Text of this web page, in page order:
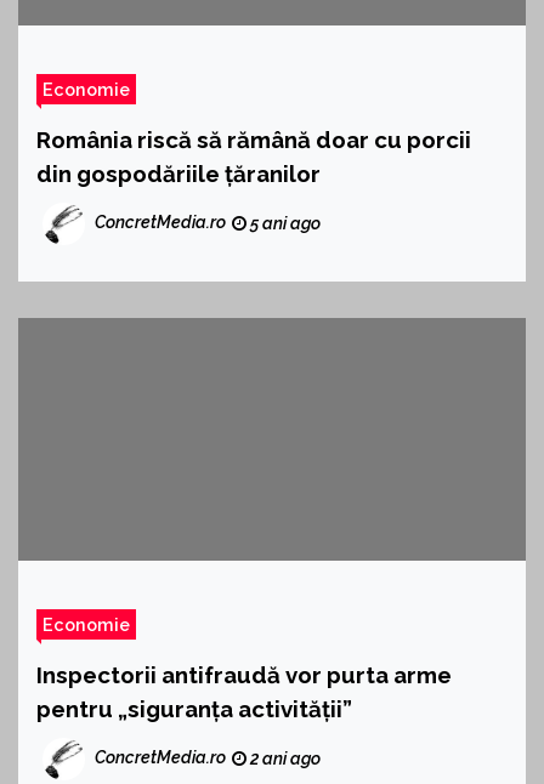
Economie
România riscă să rămână doar cu porcii
din gospodăriile țăranilor
ConcretMedia.ro 5 ani ago
Economie
Inspectorii antifraudă vor purta arme
pentru „siguranța activității”
ConcretMedia.ro 2 ani ago